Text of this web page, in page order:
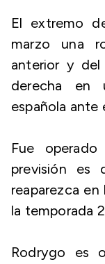
El extremo
marzo una
anterior y
derecha en
española ante
Fue
previsión es
reaparezca
la temporada
Rodrygo es